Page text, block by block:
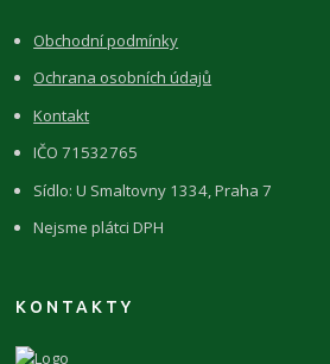
Obchodní podmínky
Ochrana osobních údajů
Kontakt
IČO 71532765
Sídlo: U Smaltovny 1334, Praha 7
Nejsme plátci DPH
KONTAKTY